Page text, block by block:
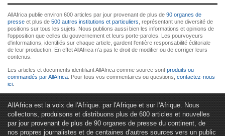
AllAfrica publie environ 600 articles par jour provenant de plus de 90 organes de
presse et plus de 500 autres institutions et particuliers , représentant une diversité de
positions sur tous les sujets. Nous publions aussi bien les informations et opinions de
l'opposition que celles du gouvernement et leurs porte-paroles. Les pourvoyeurs
d'informations, identifiés sur chaque article, gardent l'entière responsabilité éditoriale
de leur production. En effet AllAfrica n'a pas le droit de modifier ou de corriger leurs
contenus.
Les articles et documents identifiant AllAfrica comme source sont produits ou
commandés par AllAfrica . Pour tous vos commentaires ou questions, contactez-nous
ici
AllAfrica est la voix de l'Afrique. par l'Afrique et sur l'Afrique. Nous
collectons, produisons et distribuons plus de 600 articles et nouvelles
par jour provenant de plus de 90 organes de presse du continent, de
nos propres journalistes et de centaines d'autres sources vers un public